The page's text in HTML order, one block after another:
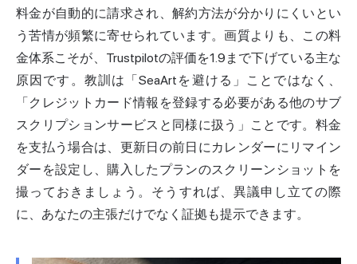
料金が自動的に請求され、解約方法が分かりにくいとい
う苦情が頻繁に寄せられています。画質よりも、この料
金体系こそが、Trustpilotの評価を1.9まで下げている主な
原因です。教訓は「SeaArtを避ける」ことではなく、
「クレジットカード情報を登録する必要がある他のサブ
スクリプションサービスと同様に扱う」ことです。料金
を支払う場合は、更新日の前日にカレンダーにリマイン
ダーを設定し、購入したプランのスクリーンショットを
撮っておきましょう。そうすれば、異議申し立ての際
に、あなたの主張だけでなく証拠も提示できます。